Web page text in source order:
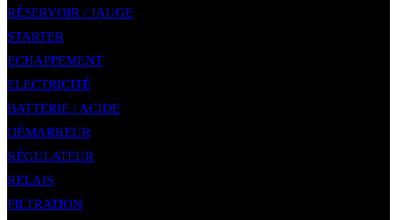
RÉSERVOIR / JAUGE
STARTER
ECHAPPEMENT
ELECTRICITÉ
BATTERIE / ACIDE
DÉMARREUR
RÉGULATEUR
RELAIS
FILTRATION